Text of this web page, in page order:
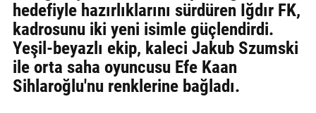
BİZE
ULAŞIN
Künye
İletişim
hedefiyle hazırlıklarını sürdüren Iğdır FK,
kadrosunu iki yeni isimle güçlendirdi.
Yeşil-beyazlı ekip, kaleci Jakub Szumski
ile orta saha oyuncusu Efe Kaan
Sihlaroğlu'nu renklerine bağladı.